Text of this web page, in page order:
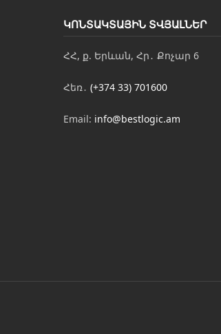
ԿՈՆՏԱԿՏԱՅԻՆ ՏՎՅԱԼՆԵՐ
ՀՀ, ք. Երևան, Հր․ Քոչար 6
Հեռ․ (+374 33) 701600
Email: info@bestlogic.am